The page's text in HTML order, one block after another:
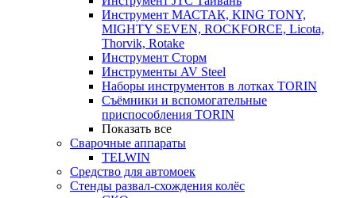
Инструмент МАСТАК, KING TONY,
MIGHTY SEVEN, ROCKFORCE, Licota,
Thorvik, Rotake
Инструмент Сторм
Инструменты AV Steel
Наборы инструментов в лотках TORIN
Съёмники и вспомогательные
приспособления TORIN
Показать все
Сварочные аппараты
TELWIN
Средство для автомоек
Стенды развал-схождения колёс